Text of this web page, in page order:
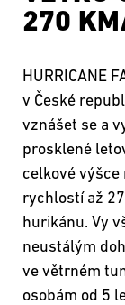
270
HURRICANE
v České
vznášet se a
prosklené
celkové
rychlostí až
hurikánu. Vy
neustálým
ve větrném
osobám od 5